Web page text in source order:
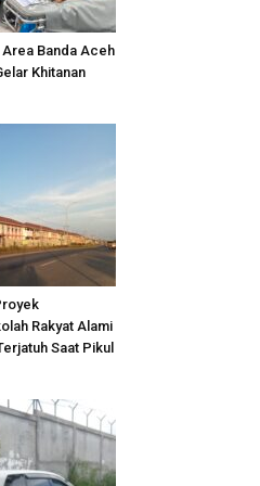
Banda Aceh
Khitanan
Rakyat Alami
Saat Pikul